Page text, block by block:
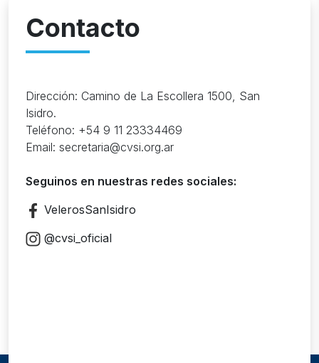
Contacto
Dirección: Camino de La Escollera 1500, San
Isidro.
Teléfono: +54 9 11 23334469
Email: secretaria@cvsi.org.ar
Seguinos en nuestras redes sociales:
VelerosSanIsidro
@cvsi_oficial